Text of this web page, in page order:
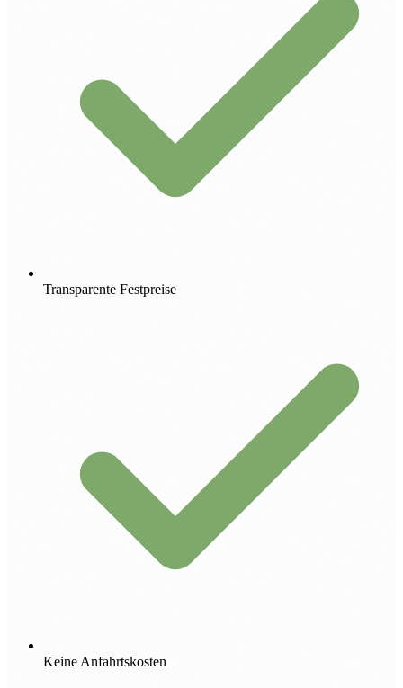
Transparente Festpreise
Keine Anfahrtskosten